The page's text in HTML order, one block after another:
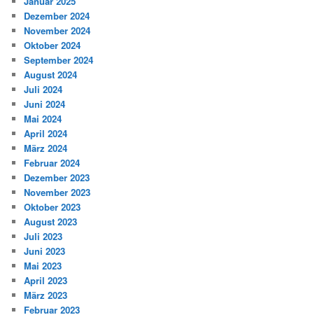
Dezember 2024
November 2024
Oktober 2024
September 2024
August 2024
Juli 2024
Juni 2024
Mai 2024
April 2024
März 2024
Februar 2024
Dezember 2023
November 2023
Oktober 2023
August 2023
Juli 2023
Juni 2023
Mai 2023
April 2023
März 2023
Februar 2023